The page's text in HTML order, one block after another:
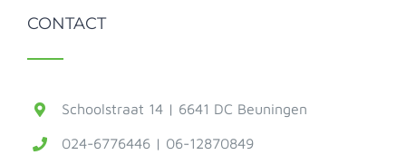
CONTACT
Schoolstraat 14 | 6641 DC Beuningen
024-6776446 | 06-12870849